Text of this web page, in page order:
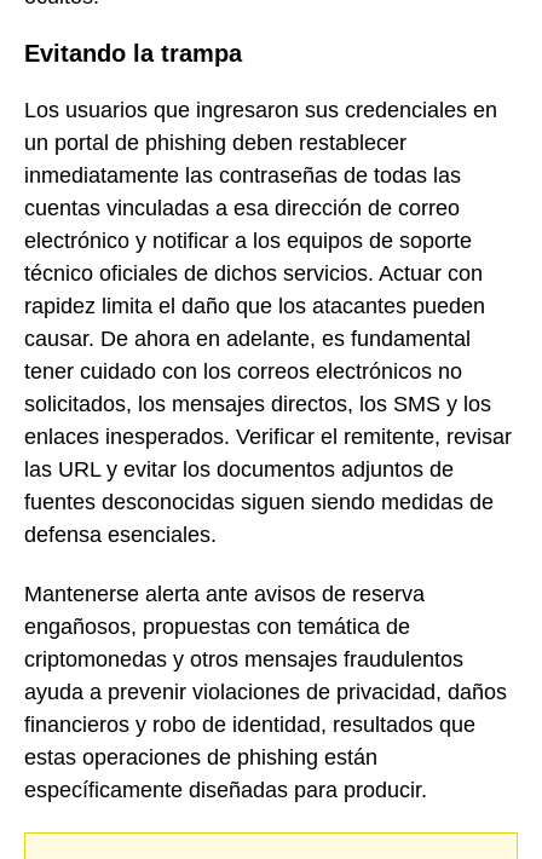
Evitando la trampa
Los usuarios que ingresaron sus credenciales en
un portal de phishing deben restablecer
inmediatamente las contraseñas de todas las
cuentas vinculadas a esa dirección de correo
electrónico y notificar a los equipos de soporte
técnico oficiales de dichos servicios. Actuar con
rapidez limita el daño que los atacantes pueden
causar. De ahora en adelante, es fundamental
tener cuidado con los correos electrónicos no
solicitados, los mensajes directos, los SMS y los
enlaces inesperados. Verificar el remitente, revisar
las URL y evitar los documentos adjuntos de
fuentes desconocidas siguen siendo medidas de
defensa esenciales.
Mantenerse alerta ante avisos de reserva
engañosos, propuestas con temática de
criptomonedas y otros mensajes fraudulentos
ayuda a prevenir violaciones de privacidad, daños
financieros y robo de identidad, resultados que
estas operaciones de phishing están
específicamente diseñadas para producir.